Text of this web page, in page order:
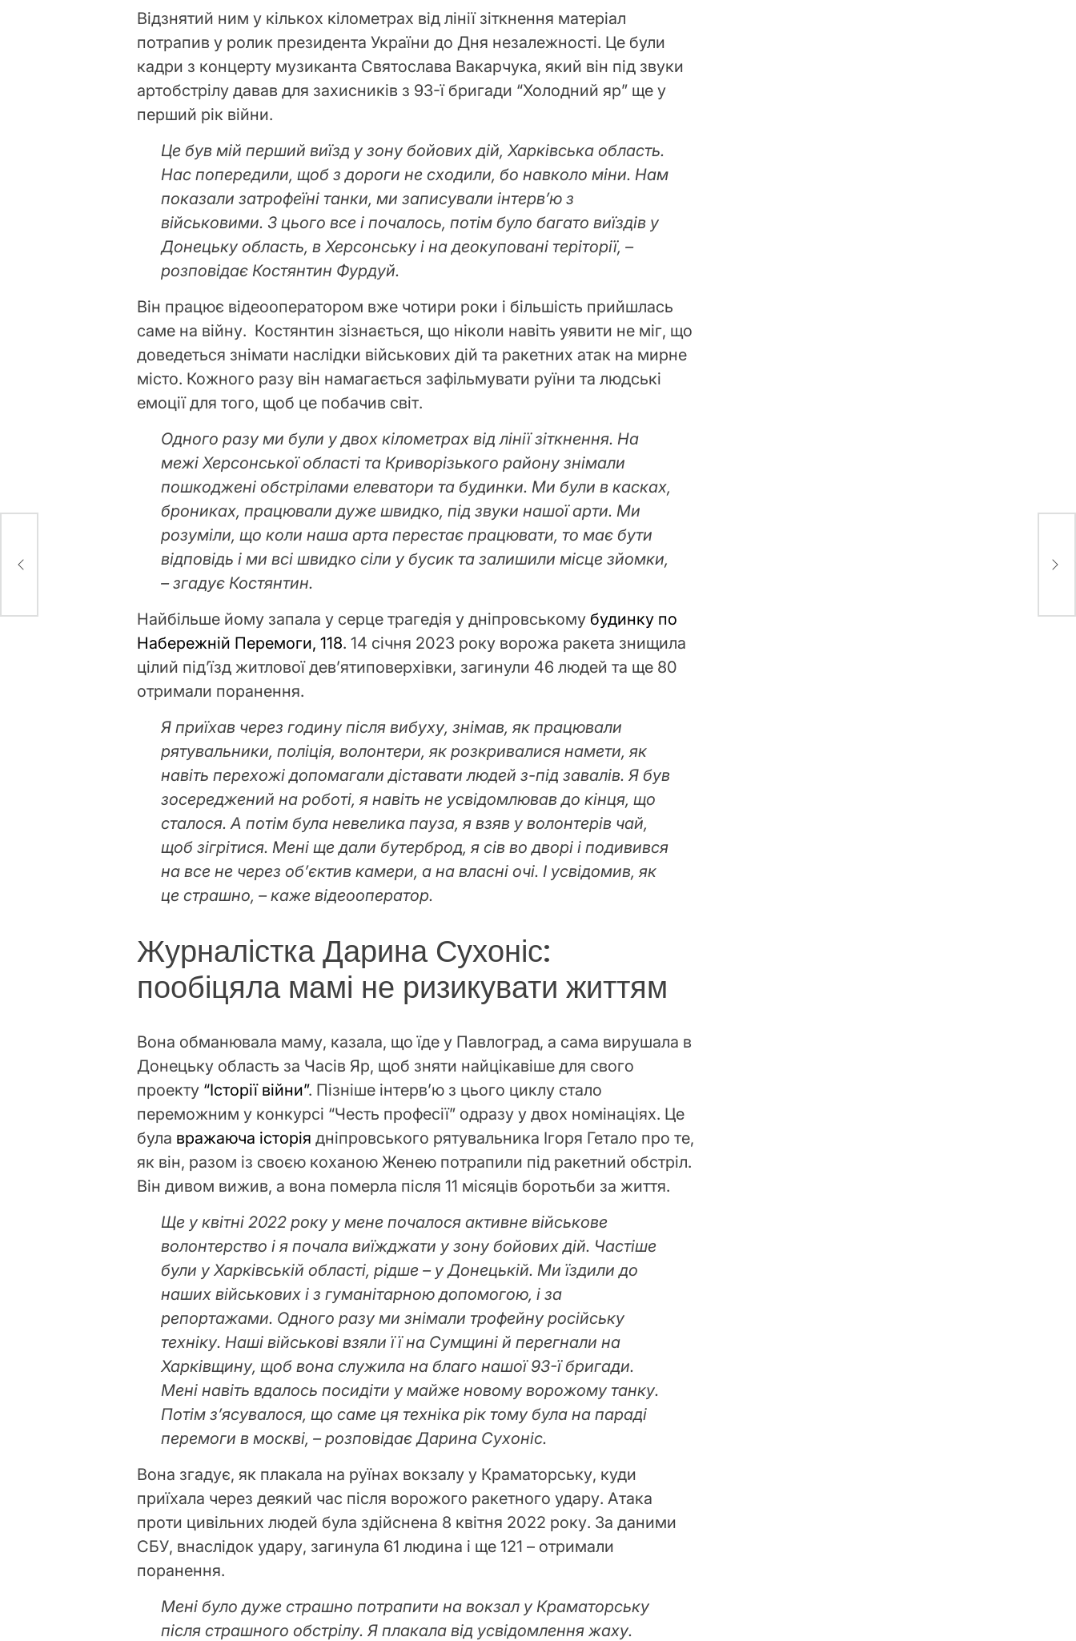
Відзнятий ним у кількох кілометрах від лінії зіткнення матеріал
потрапив у ролик президента України до Дня незалежності. Це були
кадри з концерту музиканта Святослава Вакарчука, який він під звуки
артобстрілу давав для захисників з 93-ї бригади “Холодний яр” ще у
перший рік війни.
Це був мій перший виїзд у зону бойових дій, Харківська область.
Нас попередили, щоб з дороги не сходили, бо навколо міни. Нам
показали затрофеїні танки, ми записували інтерв’ю з
військовими. З цього все і почалось, потім було багато виїздів у
Донецьку область, в Херсонську і на деокуповані теріторії, –
розповідає Костянтин Фурдуй.
Він працює відеооператором вже чотири роки і більшість прийшлась
саме на війну. Костянтин зізнається, що ніколи навіть уявити не міг, що
доведеться знімати наслідки військових дій та ракетних атак на мирне
місто. Кожного разу він намагається зафільмувати руїни та людські
емоції для того, щоб це побачив світ.
Одного разу ми були у двох кілометрах від лінії зіткнення. На
межі Херсонської області та Криворізького району знімали
пошкоджені обстрілами елеватори та будинки. Ми були в касках,
брониках, працювали дуже швидко, під звуки нашої арти. Ми
розуміли, що коли наша арта перестає працювати, то має бути
відповідь і ми всі швидко сіли у бусик та залишили місце зйомки,
– згадує Костянтин.
Найбільше йому запала у серце трагедія у дніпровському будинку по
Набережній Перемоги, 118. 14 січня 2023 року ворожа ракета знищила
цілий під’їзд житлової дев’ятиповерхівки, загинули 46 людей та ще 80
отримали поранення.
Я приїхав через годину після вибуху, знімав, як працювали
рятувальники, поліція, волонтери, як розкривалися намети, як
навіть перехожі допомагали діставати людей з-під завалів. Я був
зосереджений на роботі, я навіть не усвідомлював до кінця, що
сталося. А потім була невелика пауза, я взяв у волонтерів чай,
щоб зігрітися. Мені ще дали бутерброд, я сів во дворі і подивився
на все не через об’єктив камери, а на власні очі. І усвідомив, як
це страшно, – каже відеооператор.
Журналістка Дарина Сухоніс:
пообіцяла мамі не ризикувати життям
Вона обманювала маму, казала, що їде у Павлоград, а сама вирушала в
Донецьку область за Часів Яр, щоб зняти найцікавіше для свого
проекту “Історії війни”. Пізніше інтерв’ю з цього циклу стало
переможним у конкурсі “Честь професії” одразу у двох номінаціях. Це
була вражаюча історія дніпровського рятувальника Ігоря Гетало про те,
як він, разом із своєю коханою Женею потрапили під ракетний обстріл.
Він дивом вижив, а вона померла після 11 місяців боротьби за життя.
Ще у квітні 2022 року у мене почалося активне військове
волонтерство і я почала виїжджати у зону бойових дій. Частіше
були у Харківській області, рідше – у Донецькій. Ми їздили до
наших військових і з гуманітарною допомогою, і за
репортажами. Одного разу ми знімали трофейну російську
техніку. Наші військові взяли її на Сумщині й перегнали на
Харківщину, щоб вона служила на благо нашої 93-ї бригади.
Мені навіть вдалось посидіти у майже новому ворожому танку.
Потім з’ясувалося, що саме ця техніка рік тому була на параді
перемоги в москві, – розповідає Дарина Сухоніс.
Вона згадує, як плакала на руїнах вокзалу у Краматорську, куди
приїхала через деякий час після ворожого ракетного удару. Атака
проти цивільних людей була здійснена 8 квітня 2022 року. За даними
СБУ, внаслідок удару, загинула 61 людина і ще 121 – отримали
поранення.
Мені було дуже страшно потрапити на вокзал у Краматорську
після страшного обстрілу. Я плакала від усвідомлення жаху.